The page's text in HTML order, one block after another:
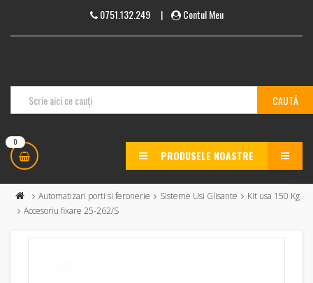
0751.132.249| Contul Meu
0
PRODUSELE NOASTRE MENU
Automatizari porti si feronerie Sisteme Usi Glisante
Kit usa 150 Kg
Accesoriu fixare 25-262/S